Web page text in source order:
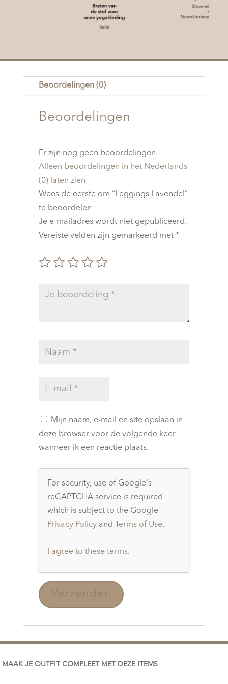
Beoordelingen (0)
Beoordelingen
Er zijn nog geen beoordelingen.
Alleen beoordelingen in het Nederlands
(0) laten zien
Wees de eerste om “Leggings Lavendel”
te beoordelen
Je e-mailadres wordt niet gepubliceerd.
Vereiste velden zijn gemarkeerd met *
Mijn naam, e-mail en site opslaan in
deze browser voor de volgende keer
wanneer ik een reactie plaats.
For security, use of Google's
reCAPTCHA service is required
which is subject to the Google
Privacy Policyand Terms of Use.
I agree to these terms.
MAAK JE OUTFIT COMPLEET MET DEZE ITEMS